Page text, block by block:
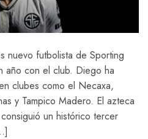
nuevo futbolista de Sporting
año con el club. Diego ha
clubes como el Necaxa,
y Tampico Madero. El azteca
un histórico tercer